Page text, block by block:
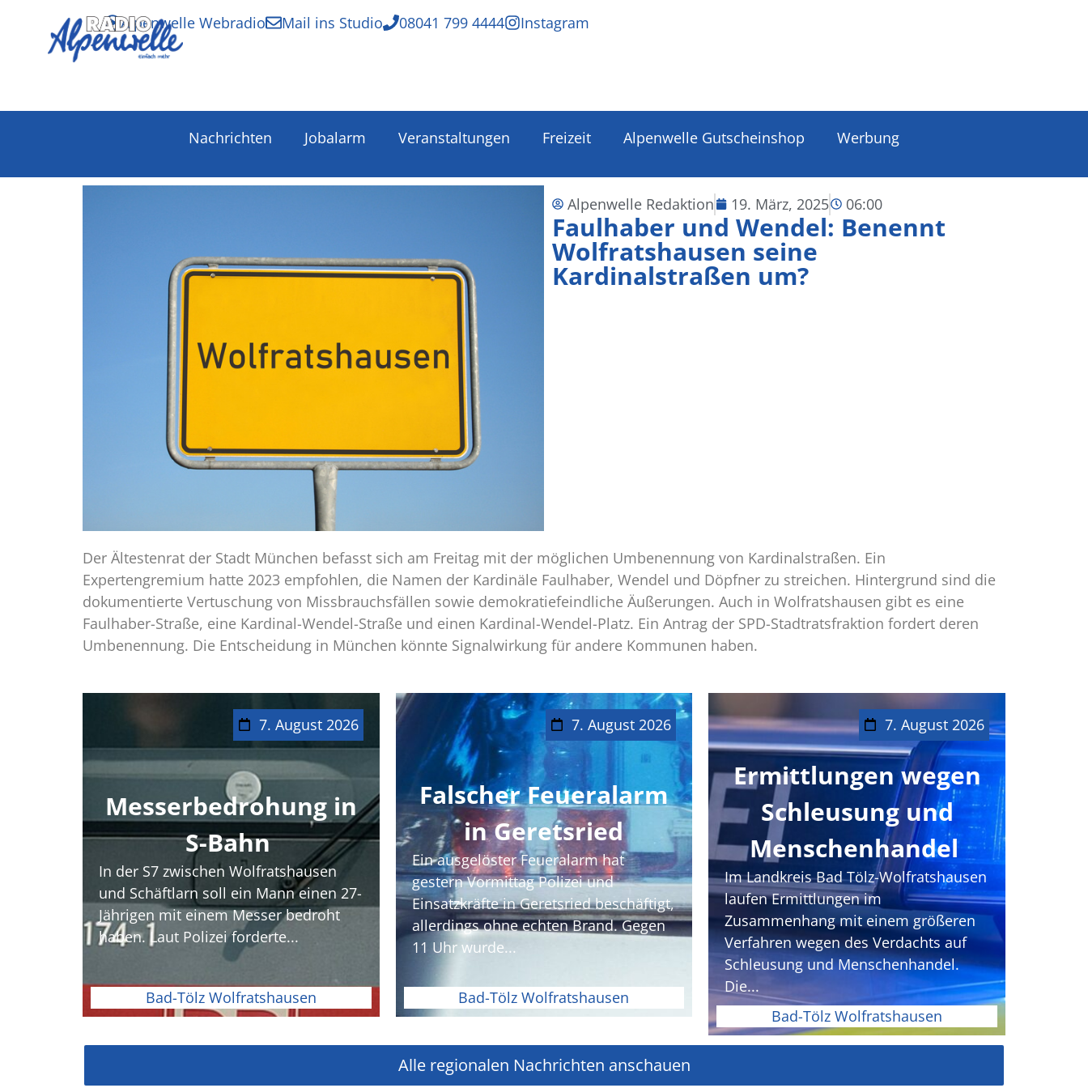
Alpenwelle Webradio Mail ins Studio 08041 799 4444 Instagram
Nachrichten Jobalarm Veranstaltungen Freizeit Alpenwelle Gutscheinshop Werbung
Alpenwelle Redaktion 19. März, 2025 06:00
Faulhaber und Wendel: Benennt
Wolfratshausen seine
Kardinalstraßen um?
Der Ältestenrat der Stadt München befasst sich am Freitag mit der möglichen Umbenennung von Kardinalstraßen. Ein
Expertengremium hatte 2023 empfohlen, die Namen der Kardinäle Faulhaber, Wendel und Döpfner zu streichen. Hintergrund sind die
dokumentierte Vertuschung von Missbrauchsfällen sowie demokratiefeindliche Äußerungen. Auch in Wolfratshausen gibt es eine
Faulhaber-Straße, eine Kardinal-Wendel-Straße und einen Kardinal-Wendel-Platz. Ein Antrag der SPD-Stadtratsfraktion fordert deren
Umbenennung. Die Entscheidung in München könnte Signalwirkung für andere Kommunen haben.
7. August 2026
Messerbedrohung in
S-Bahn
In der S7 zwischen Wolfratshausen
und Schäftlarn soll ein Mann einen 27-
Jährigen mit einem Messer bedroht
haben. Laut Polizei forderte...
Bad-Tölz Wolfratshausen
7. August 2026
Falscher Feueralarm
in Geretsried
Ein ausgelöster Feueralarm hat
gestern Vormittag Polizei und
Einsatzkräfte in Geretsried beschäftigt,
allerdings ohne echten Brand. Gegen
11 Uhr wurde...
Bad-Tölz Wolfratshausen
7. August 2026
Ermittlungen wegen
Schleusung und
Menschenhandel
Im Landkreis Bad Tölz-Wolfratshausen
laufen Ermittlungen im
Zusammenhang mit einem größeren
Verfahren wegen des Verdachts auf
Schleusung und Menschenhandel.
Die...
Bad-Tölz Wolfratshausen
Alle regionalen Nachrichten anschauen